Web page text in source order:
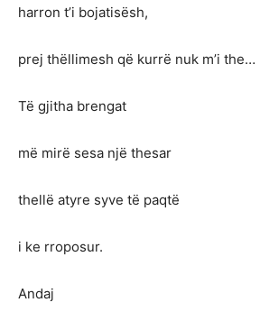
harron t’i bojatisësh,
prej thëllimesh që kurrë nuk m’i the…
Të gjitha brengat
më mirë sesa një thesar
thellë atyre syve të paqtë
i ke rroposur.
Andaj